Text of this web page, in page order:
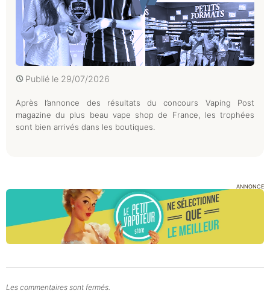
Publié le 29/07/2026
Après l’annonce des résultats du concours Vaping Post
magazine du plus beau vape shop de France, les trophées
sont bien arrivés dans les boutiques.
ANNONCE
Les commentaires sont fermés.